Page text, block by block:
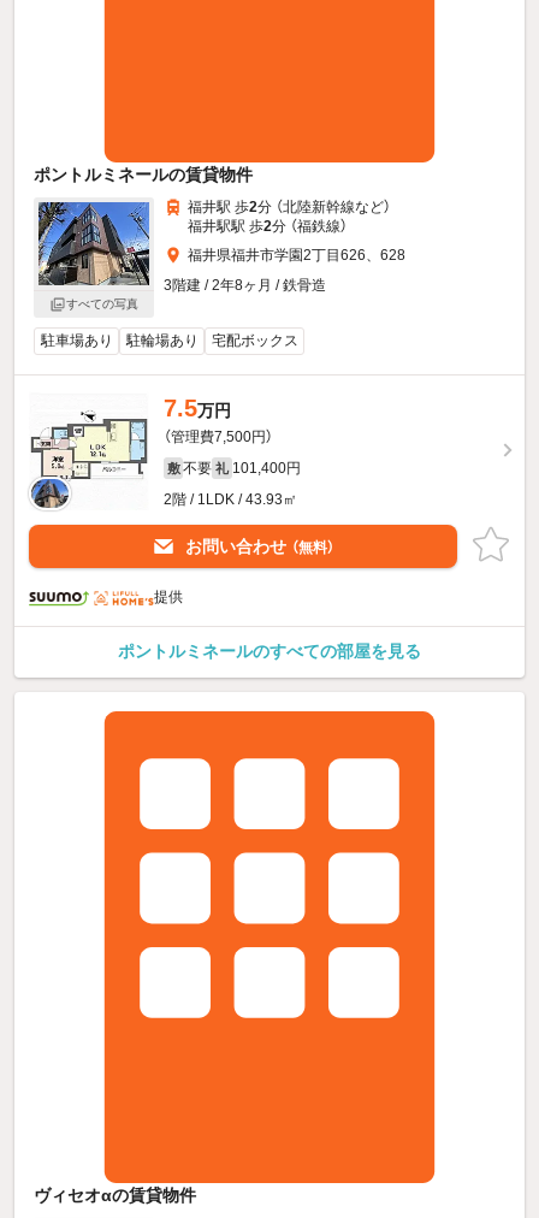
ポントルミネールの賃貸物件
すべての写真
福井駅 歩2分 （北陸新幹線など）
福井駅駅 歩2分 （福鉄線）
福井県福井市学園2丁目626、628
3階建 / 2年8ヶ月 / 鉄骨造
駐車場あり 駐輪場あり 宅配ボックス
7.5万円
（管理費7,500円）
敷 不要 礼 101,400円
2階 / 1LDK / 43.93㎡
お問い合わせ （無料）
提供
ポントルミネールのすべての部屋を見る
ヴィセオαの賃貸物件